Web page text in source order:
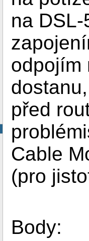
na
odpojím
před
Cable
(pro
Body: